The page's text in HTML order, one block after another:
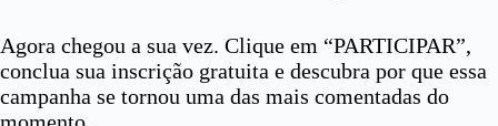
Agora chegou a sua vez. Clique em “PARTICIPAR”,
conclua sua inscrição gratuita e descubra por que essa
campanha se tornou uma das mais comentadas do